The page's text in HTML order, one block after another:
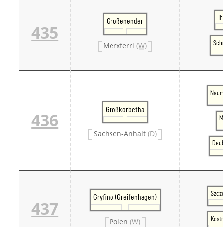
435
Großenender
Merxferri (W)
436
Großkorbetha
Sachsen-Anhalt (D)
437
Gryfino (Greifenhagen)
Polen (W)